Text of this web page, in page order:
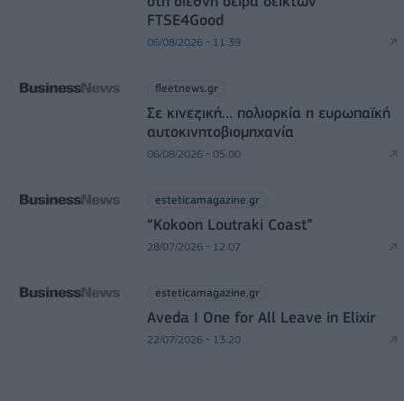
FTSE4Good
06/08/2026 - 11:39
fleetnews.gr
Σε κινεζική… πολιορκία η ευρωπαϊκή
αυτοκινητοβιομηχανία
06/08/2026 - 05:00
esteticamagazine.gr
“Kokoon Loutraki Coast”
28/07/2026 - 12:07
esteticamagazine.gr
Aveda I One for All Leave in Elixir
22/07/2026 - 13:20